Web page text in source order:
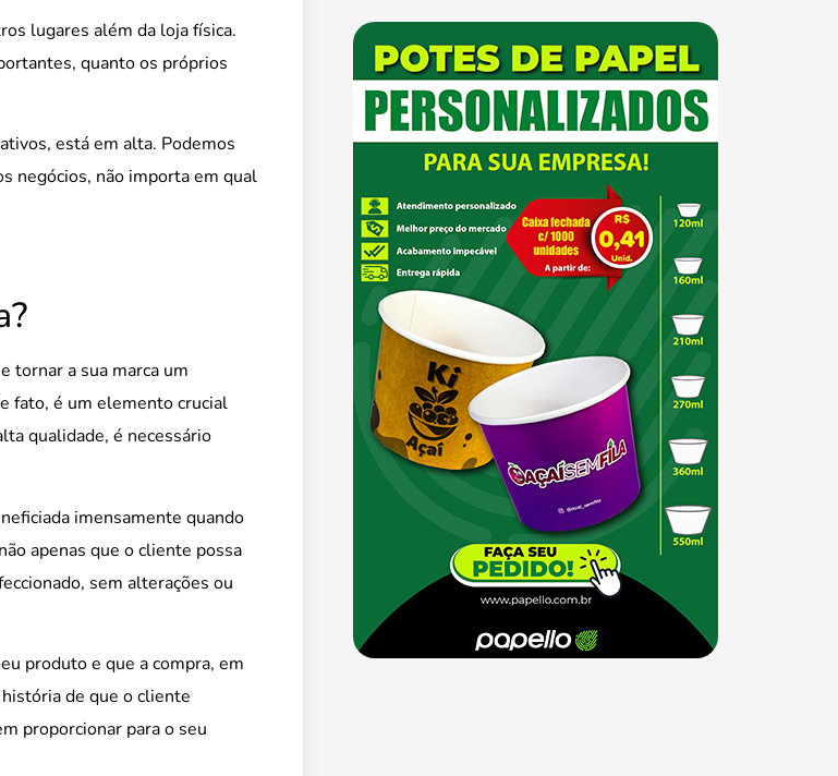
lugares além da loja física.
quanto os próprios
está em alta. Podemos
negócios, não importa em qual
tornar a sua marca um
fato, é um elemento crucial
qualidade, é necessário
imensamente quando
apenas que o cliente possa
sem alterações ou
produto e que a compra, em
de que o cliente
proporcionar para o seu